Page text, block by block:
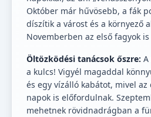
Október már hűvösebb, a fák
díszítik a várost és a környező
Novemberben az első fagyok
Öltözködési tanácsok őszre:
a kulcs! Vigyél magaddal
és egy vízálló kabátot, mivel az
napok is előfordulnak.
mehetnek rövidnadrágban a